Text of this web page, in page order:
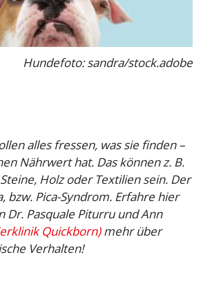
Hundefoto: sandra/stock.adobe
alles fressen, was sie finden –
Nährwert hat. Das können z. B.
Holz oder Textilien sein. Der
bzw. Pica-Syndrom. Erfahre hier
Dr. Pasquale Piturru und Ann
Quickborn)mehr über
Verhalten!